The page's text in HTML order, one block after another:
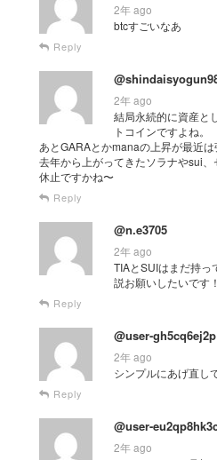
2年 ago
btcすごいなあ
Reply
2年 ago
結局永続的に資産と
トコインですよね。
あとGARAとかmanaの上昇が最近は
去年から上がってきたソラナやsui
休止ですかね〜
Reply
@n.e3705
2年 ago
TIAとSUIはまだ持っ
説お願いしたいです！
Reply
@user-gh5cq6ej2p
2年 ago
シンプルにあげ直し
Reply
@user-
2年 ago